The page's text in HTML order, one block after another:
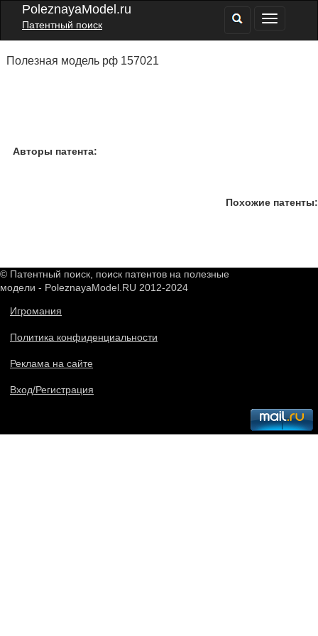
PoleznayaModel.ru
Патентный поиск
Полезная модель рф 157021
Авторы патента:
Похожие патенты:
© Патентный поиск, поиск патентов на полезные
модели - PoleznayaModel.RU 2012-2024
Игромания
Политика конфиденциальности
Реклама на сайте
Вход/Регистрация